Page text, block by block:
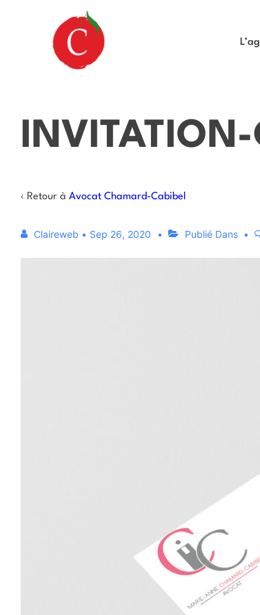
INVITATION-
‹ Retour à Avocat Chamard-Cabibel
Claireweb • Sep 26, 2020 Publié Dans